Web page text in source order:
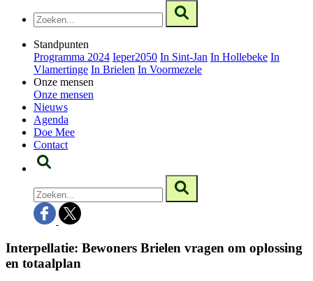
Standpunten
Programma 2024 Ieper2050 In Sint-Jan In Hollebeke In
Vlamertinge In Brielen In Voormezele
Onze mensen
Onze mensen
Nieuws
Agenda
Doe Mee
Contact
Interpellatie: Bewoners Brielen vragen om oplossing
en totaalplan